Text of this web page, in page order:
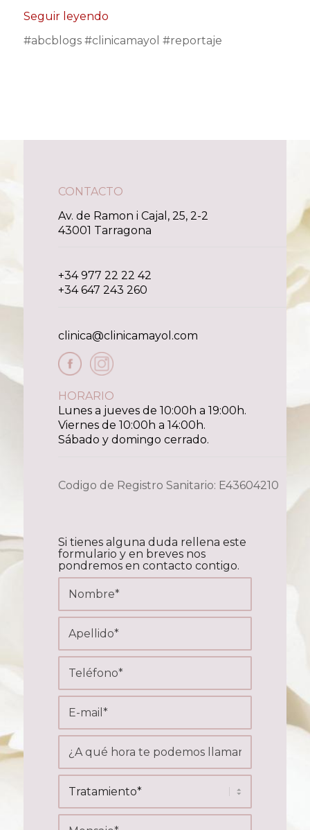
Seguir leyendo
#abcblogs #clinicamayol #reportaje
CONTACTO
Av. de Ramon i Cajal, 25, 2-2
43001 Tarragona
+34 977 22 22 42
+34 647 243 260
clinica@clinicamayol.com
HORARIO
Lunes a jueves de 10:00h a 19:00h.
Viernes de 10:00h a 14:00h.
Sábado y domingo cerrado.
Codigo de Registro Sanitario: E43604210
Si tienes alguna duda rellena este
formulario y en breves nos
pondremos en contacto contigo.